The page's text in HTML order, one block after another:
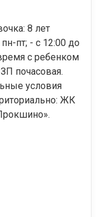
8 лет
пт; - с 12:00 до
с ребенком
почасовая.
условия
ЖК